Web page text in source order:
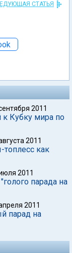
СТАТЬЯ
2011
Кубку мира по
2011
как
2011
парада на
2011
парад на